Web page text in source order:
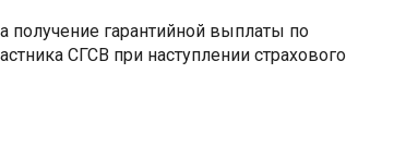
получение гарантийной выплаты по
СГСВ при наступлении страхового